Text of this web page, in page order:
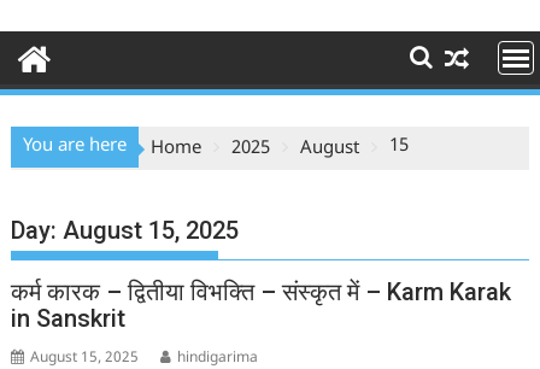
You are here Home 2025 August 15
Day:August 15, 2025
कर्म कारक – द्वितीया विभक्ति – संस्कृत में – Karm Karak
in Sanskrit
August 15, 2025 hindigarima